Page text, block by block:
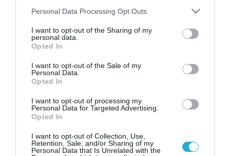
Please note that this website/app uses one or more Google
not limited to your visit or usage behaviour. You may click to
grant or deny consent to Google and its third-party tags to
use your data for below specified purposes in below Google
consent section.
Personal Data Processing Opt Outs
I want to opt-out of the Sharing of my
personal data.
Opted In
I want to opt-out of the Sale of my
Personal Data.
Opted In
I want to opt-out of processing my
Personal Data for Targeted Advertising.
Opted In
I want to opt-out of Collection, Use,
Retention, Sale, and/or Sharing of my
Personal Data that Is Unrelated with the
FOCUS ON